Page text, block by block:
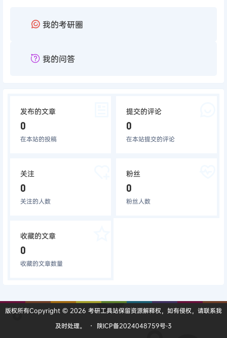
我的考研圈
我的问答
发布的文章
0
在本站的投稿
提交的评论
0
在本站提交的评论
关注
0
关注的人数
粉丝
0
粉丝人数
收藏的文章
0
收藏的文章数量
版权所有Copyright © 2026 考研工具站保留资源解释权，如有侵权，请联系我
及时处理。
・
陕ICP备2024048759号-3